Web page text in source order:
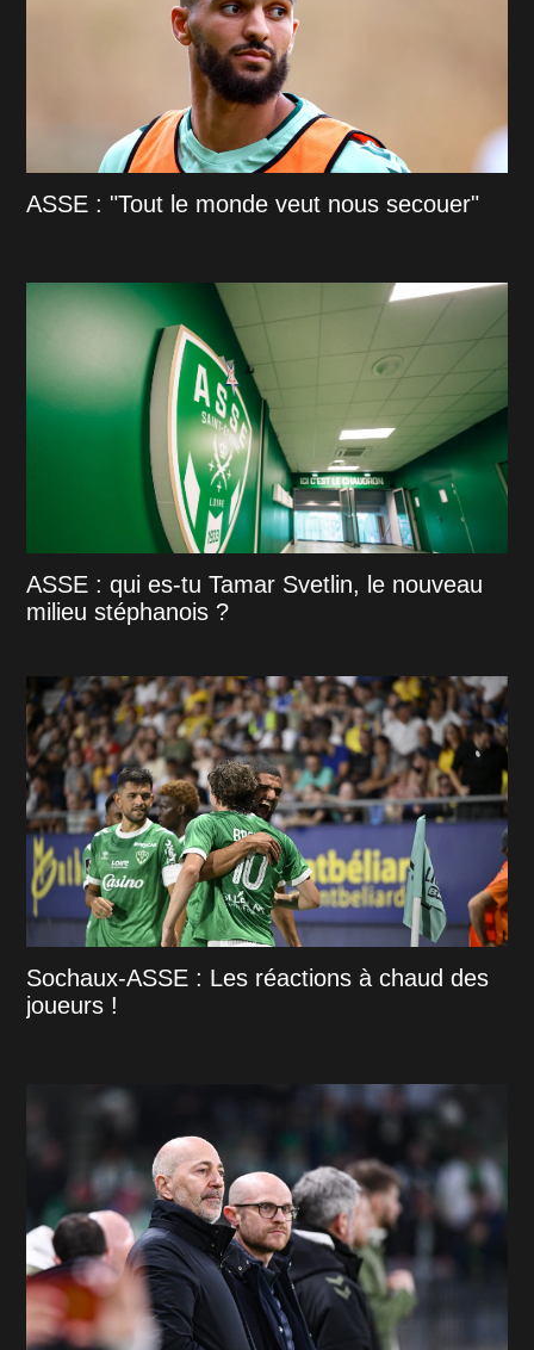
ASSE : "Tout le monde veut nous secouer"
ASSE : qui es-tu Tamar Svetlin, le nouveau
milieu stéphanois ?
Sochaux-ASSE : Les réactions à chaud des
joueurs !